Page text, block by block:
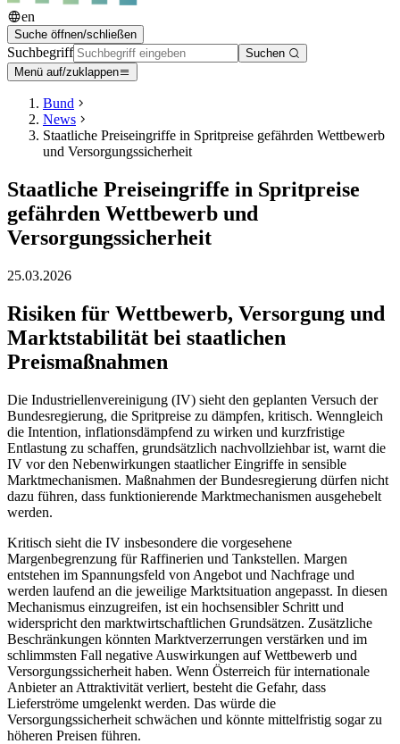
en
Suche öffnen/schließen
Suchbegriff
Suchen
Menü auf/zuklappen
Bund
News
Staatliche Preiseingriffe in Spritpreise gefährden Wettbewerb
und Versorgungssicherheit
Staatliche Preiseingriffe in Spritpreise
gefährden Wettbewerb und
Versorgungssicherheit
25.03.2026
Risiken für Wettbewerb, Versorgung und
Marktstabilität bei staatlichen
Preismaßnahmen
Die Industriellenvereinigung (IV) sieht den geplanten Versuch der
Bundesregierung, die Spritpreise zu dämpfen, kritisch. Wenngleich
die Intention, inflationsdämpfend zu wirken und kurzfristige
Entlastung zu schaffen, grundsätzlich nachvollziehbar ist, warnt die
IV vor den Nebenwirkungen staatlicher Eingriffe in sensible
Marktmechanismen. Maßnahmen der Bundesregierung dürfen nicht
dazu führen, dass funktionierende Marktmechanismen ausgehebelt
werden.
Kritisch sieht die IV insbesondere die vorgesehene
Margenbegrenzung für Raffinerien und Tankstellen. Margen
entstehen im Spannungsfeld von Angebot und Nachfrage und
werden laufend an die jeweilige Marktsituation angepasst. In diesen
Mechanismus einzugreifen, ist ein hochsensibler Schritt und
widerspricht den marktwirtschaftlichen Grundsätzen. Zusätzliche
Beschränkungen könnten Marktverzerrungen verstärken und im
schlimmsten Fall negative Auswirkungen auf Wettbewerb und
Versorgungssicherheit haben. Wenn Österreich für internationale
Anbieter an Attraktivität verliert, besteht die Gefahr, dass
Lieferströme umgelenkt werden. Das würde die
Versorgungssicherheit schwächen und könnte mittelfristig sogar zu
höheren Preisen führen.